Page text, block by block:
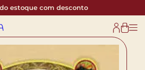
estoque com desconto